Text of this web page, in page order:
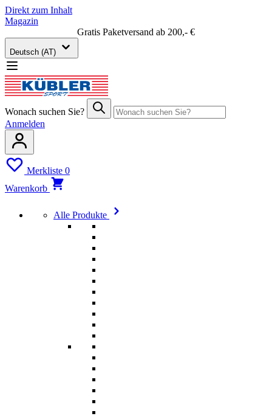
Direkt zum Inhalt
Magazin
Gratis Paketversand ab 200,- €
Deutsch (AT)
Wonach suchen Sie?
Anmelden
Merkliste 0
Warenkorb
Alle Produkte